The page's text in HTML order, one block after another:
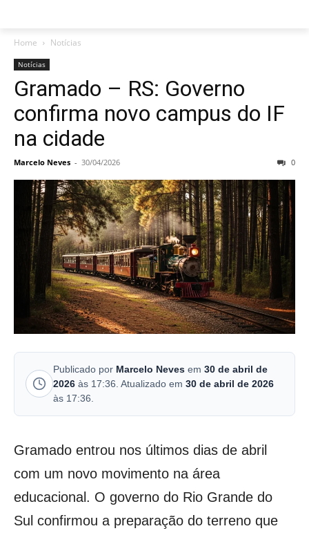
Home Notícias
Notícias
Gramado – RS: Governo
confirma novo campus do IF
na cidade
Marcelo Neves - 30/04/2026 0
Publicado por Marcelo Neves em 30 de abril de
2026 às 17:36. Atualizado em 30 de abril de 2026
às 17:36.
Gramado entrou nos últimos dias de abril
com um novo movimento na área
educacional. O governo do Rio Grande do
Sul confirmou a preparação do terreno que